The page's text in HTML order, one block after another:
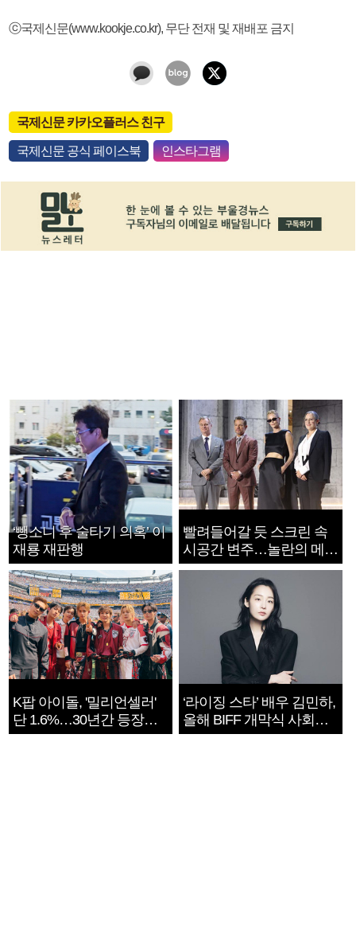
ⓒ국제신문(www.kookje.co.kr), 무단 전재 및 재배포 금지
국제신문 카카오플러스 친구
국제신문 공식 페이스북 인스타그램
‘뺑소니 후 술타기 의혹’ 이
재룡 재판행
빨려들어갈 듯 스크린 속
시공간 변주…놀란의 메시
지는 ‘전쟁 속죄’
K팝 아이돌, '밀리언셀러'
단 1.6%…30년간 등장
1182개팀 전수조사
‘라이징 스타’ 배우 김민하,
올해 BIFF 개막식 사회자
확정